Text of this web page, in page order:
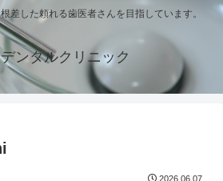
差した頼れる歯医者さんを目指しています。
ンタルクリニック
2026.06.07